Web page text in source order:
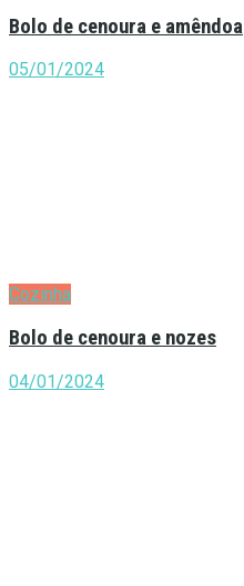
Bolo de cenoura e amêndoa
05/01/2024
Cozinha
Bolo de cenoura e nozes
04/01/2024